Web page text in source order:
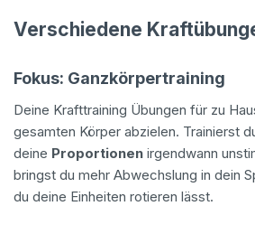
Verschiedene
Fokus: Ganzkörpertraining
Deine Krafttraining Übungen für zu
gesamten Körper abzielen. Trainierst
deine Proportionen irgendwann
bringst du mehr Abwechslung in dein
du deine Einheiten rotieren lässt.